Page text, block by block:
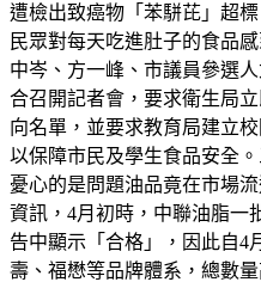
遭檢出致癌物「苯駢芘」超
民眾對每天吃進肚子的食品
中岑、方一峰、市議員參選
合召開記者會，要求衛生局
向名單，並要求教育局建立
以保障市民及學生食品安全
憂心的是問題油品竟在市場
資訊，4月初時，中聯油脂一
告中顯示「合格」，因此自4
壽、福懋等品牌體系，總數